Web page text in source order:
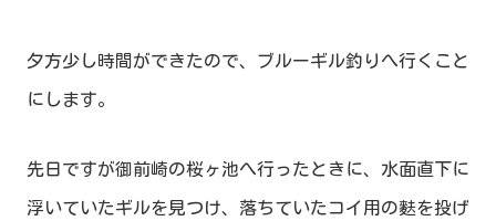
夕方少し時間ができたので、ブルーギル釣りへ行くこと
にします。
先日ですが御前崎の桜ヶ池へ行ったときに、水面直下に
浮いていたギルを見つけ、落ちていたコイ用の麩を投げ